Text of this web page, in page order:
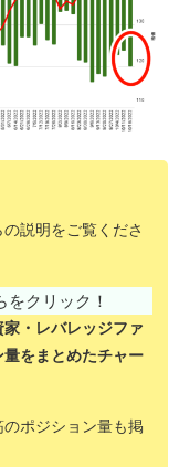
説明をご覧くださ
クリック！
・レバレッジファ
をまとめたチャー
ポジション量も掲